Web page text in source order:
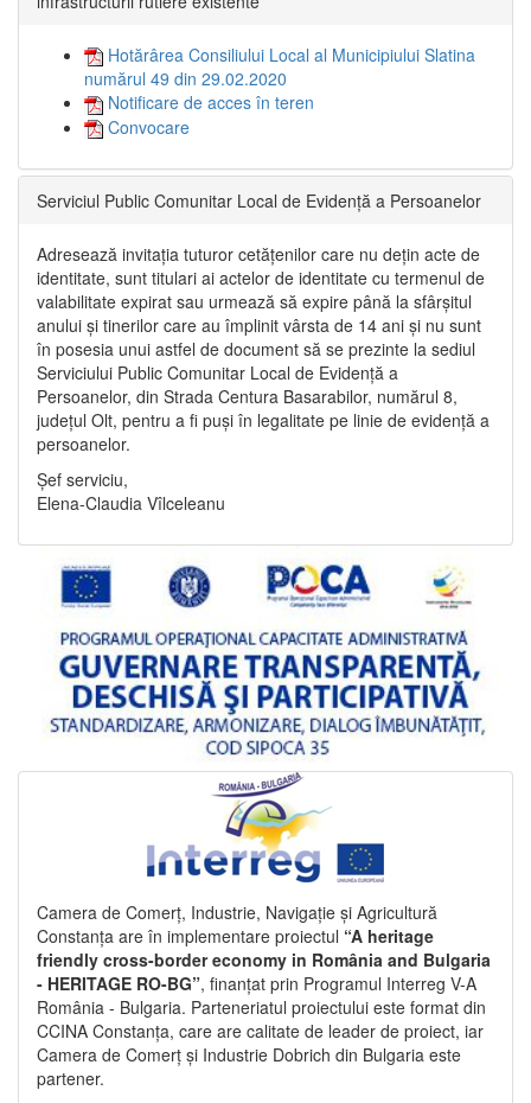
Hotărârea Consiliului Local al Municipiului Slatina
numărul 49 din 29.02.2020
Notificare de acces în teren
Convocare
Serviciul Public Comunitar Local de Evidență a Persoanelor
Adresează invitația tuturor cetățenilor care nu dețin acte de
identitate, sunt titulari ai actelor de identitate cu termenul de
valabilitate expirat sau urmează să expire până la sfârșitul
anului și tinerilor care au împlinit vârsta de 14 ani și nu sunt
în posesia unui astfel de document să se prezinte la sediul
Serviciului Public Comunitar Local de Evidență a
Persoanelor, din Strada Centura Basarabilor, numărul 8,
județul Olt, pentru a fi puși în legalitate pe linie de evidență a
persoanelor.
Șef serviciu,
Elena-Claudia Vîlceleanu
Camera de Comerț, Industrie, Navigație și Agricultură
Constanța are în implementare proiectul “A heritage
friendly cross-border economy in România and Bulgaria
- HERITAGE RO-BG”, finanțat prin Programul Interreg V-A
România - Bulgaria. Parteneriatul proiectului este format din
CCINA Constanța, care are calitate de leader de proiect, iar
Camera de Comerț și Industrie Dobrich din Bulgaria este
partener.